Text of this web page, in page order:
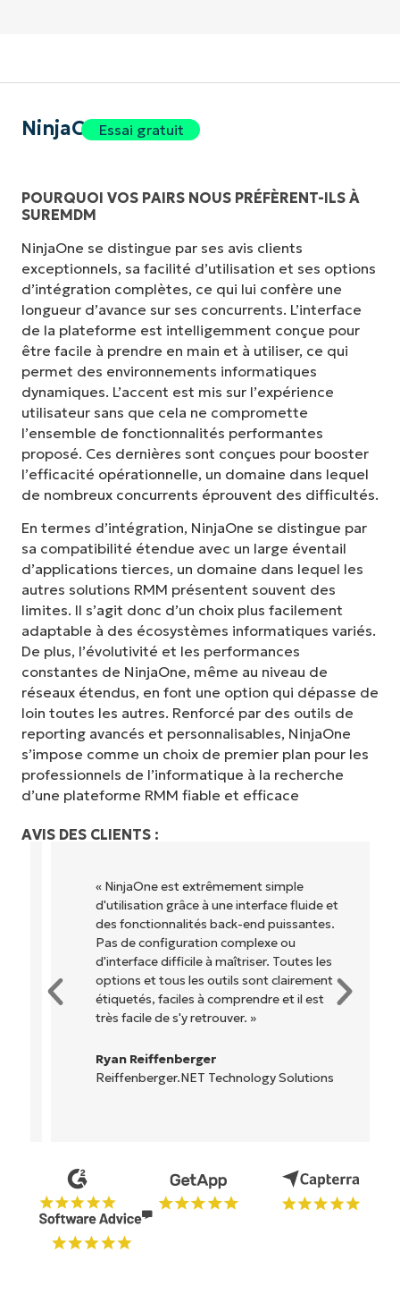
NinjaOneEssai gratuit
POURQUOI VOS PAIRS NOUS PRÉFÈRENT-ILS À
SUREMDM
NinjaOne se distingue par ses avis clients
exceptionnels, sa facilité d’utilisation et ses options
d’intégration complètes, ce qui lui confère une
longueur d’avance sur ses concurrents. L’interface
de la plateforme est intelligemment conçue pour
être facile à prendre en main et à utiliser, ce qui
permet des environnements informatiques
dynamiques. L’accent est mis sur l’expérience
utilisateur sans que cela ne compromette
l’ensemble de fonctionnalités performantes
proposé. Ces dernières sont conçues pour booster
l’efficacité opérationnelle, un domaine dans lequel
de nombreux concurrents éprouvent des difficultés.
En termes d’intégration, NinjaOne se distingue par
sa compatibilité étendue avec un large éventail
d’applications tierces, un domaine dans lequel les
autres solutions RMM présentent souvent des
limites. Il s’agit donc d’un choix plus facilement
adaptable à des écosystèmes informatiques variés.
De plus, l’évolutivité et les performances
constantes de NinjaOne, même au niveau de
réseaux étendus, en font une option qui dépasse de
loin toutes les autres. Renforcé par des outils de
reporting avancés et personnalisables, NinjaOne
s’impose comme un choix de premier plan pour les
professionnels de l’informatique à la recherche
d’une plateforme RMM fiable et efficace
AVIS DES CLIENTS :
« NinjaOne est extrêmement simple
d'utilisation grâce à une interface fluide et
des fonctionnalités back-end puissantes.
Pas de configuration complexe ou
d'interface difficile à maîtriser. Toutes les
options et tous les outils sont clairement
étiquetés, faciles à comprendre et il est
très facile de s'y retrouver. »
Ryan Reiffenberger
Reiffenberger.NET Technology Solutions